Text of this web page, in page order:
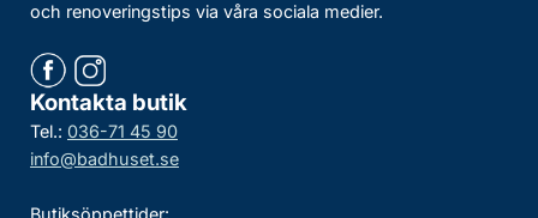
och renoveringstips via våra sociala medier.
Kontakta butik
Tel.: 036-71 45 90
info@badhuset.se
Butiksöppettider: